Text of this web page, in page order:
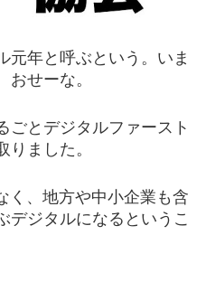
元年と呼ぶという。いま
おせーな。
ごと デジタルファースト
りま し た。
く、地方や中小企業も含
デジタルになるという こ